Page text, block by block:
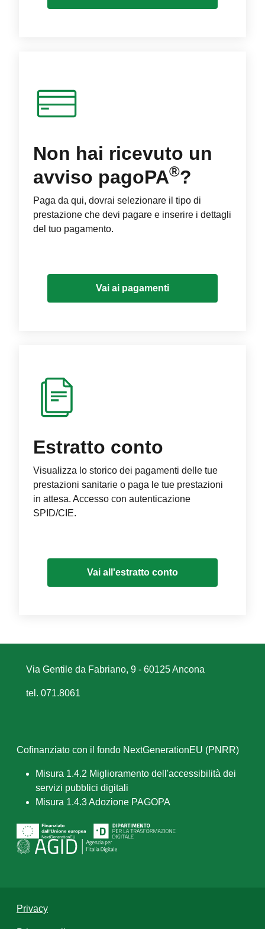
Non hai ricevuto un
avviso pagoPA®?
Paga da qui, dovrai selezionare il tipo di
prestazione che devi pagare e inserire i dettagli
del tuo pagamento.
Vai ai pagamenti
Estratto conto
Visualizza lo storico dei pagamenti delle tue
prestazioni sanitarie o paga le tue prestazioni
in attesa. Accesso con autenticazione
SPID/CIE.
Vai all'estratto conto
Via Gentile da Fabriano, 9 - 60125 Ancona
tel. 071.8061
Cofinanziato con il fondo NextGenerationEU (PNRR)
Misura 1.4.2 Miglioramento dell'accessibilità dei
servizi pubblici digitali
Misura 1.4.3 Adozione PAGOPA
Privacy